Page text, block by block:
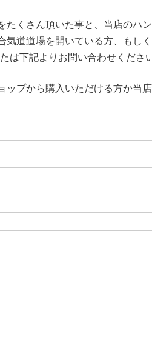
たくさん頂いた事と、当店のハ
気道道場を開いている方、もし
は下記よりお問い合わせください
ップから購入いただける方か当